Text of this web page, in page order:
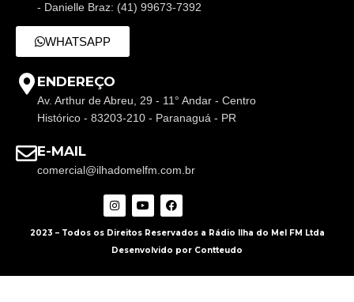
- Danielle Braz: (41) 99673-7392
WHATSAPP
ENDEREÇO
Av. Arthur de Abreu, 29 - 11° Andar - Centro
Histórico - 83203-210 - Paranaguá - PR
E-MAIL
comercial@ilhadomelfm.com.br
2023 – Todos os Direitos Reservados a Rádio Ilha do Mel FM Ltda
Desenvolvido por Contteudo